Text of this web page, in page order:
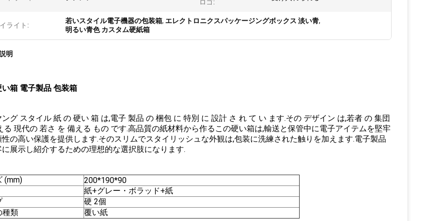
ロゴ:
ライト:
若いスタイル電子機器の包装箱, エレクトロニクスパッケージングボックス 淡い青,
明るい青色 カスタム硬紙箱
明
箱 電子製品 包装箱
グ スタイル 紙 の 硬い 箱 は,電子 製品 の 梱包 に 特別 に 設計 さ れ て い ます.その デザイン は,若者 の 集団
る 現代の 若さ を 備える もの です.高品質の紙材料から作るこの硬い箱は,輸送と保管中に電子アイテムを堅牢
の高い保護を提供します.そのスリムでスタイリッシュな外観は,包装に洗練された触りを加えます.電子製品
展示し紹介するための理想的な選択肢になります.
(mm)
200*190*90
紙+グレー・ボラッド+紙
硬 2個
種類
覆い紙